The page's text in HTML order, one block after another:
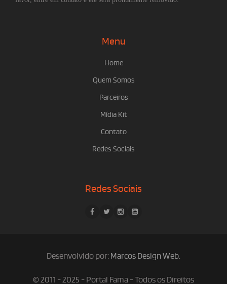
Menu
Home
Quem Somos
Parceiros
Mídia Kit
Contato
Redes Sociais
Redes Sociais
Desenvolvido por: Marcos Design Web.
© 2011 - 2025 - Portal Fama - Todos os Direitos